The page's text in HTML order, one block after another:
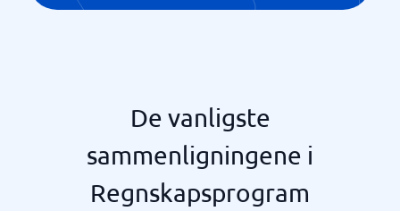
De vanligste
sammenligningene i
Regnskapsprogram